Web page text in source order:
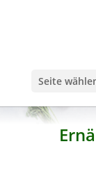
Seite